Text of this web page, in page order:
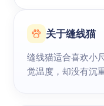
关于缝线猫
缝线猫适合喜欢小
觉温度，却没有沉